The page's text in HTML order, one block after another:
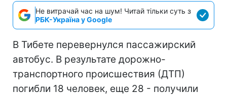
Не витрачай час на шум! Читай тільки суть з
РБК-Україна у Google
В Тибете перевернулся пассажирский
автобус. В результате дорожно-
транспортного происшествия (ДТП)
погибли 18 человек, еще 28 - получили